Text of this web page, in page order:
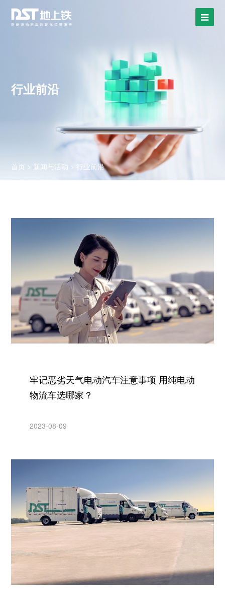
行业前沿
首页 > 新闻与活动 > 行业前沿
牢记恶劣天气电动汽车注意事项 用纯电动
物流车选哪家？
2023-08-09